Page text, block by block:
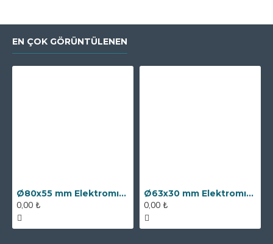
EN ÇOK GÖRÜNTÜLENEN
Ø80x55 mm Elektromıknatıs - 250 kg Çekim Gücü
0,00 ₺
Ø63x30 mm Elektromıknatıs - 100 kg Çekim Gücü
0,00 ₺